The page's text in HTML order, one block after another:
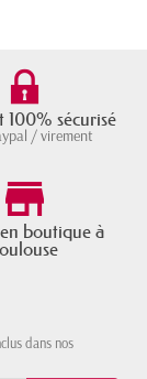
100% sécurisé
/ virement
boutique à
dans nos